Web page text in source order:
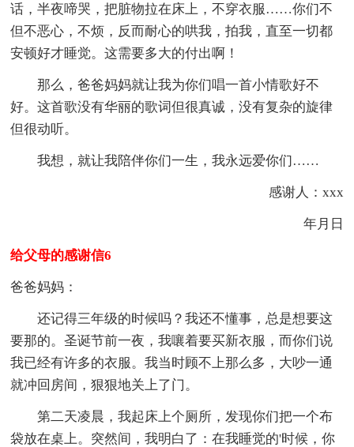
话，半夜啼哭，把脏物拉在床上，不穿衣服……你们不
但不恶心，不烦，反而耐心的哄我，拍我，直至一切都
安顿好才睡觉。这需要多大的付出啊！
那么，爸爸妈妈就让我为你们唱一首小情歌好不
好。这首歌没有华丽的歌词但很真诚，没有复杂的旋律
但很动听。
我想，就让我陪伴你们一生，我永远爱你们……
感谢人：xxx
年月日
给父母的感谢信6
爸爸妈妈：
还记得三年级的时候吗？我还不懂事，总是想要这
要那的。圣诞节前一夜，我嚷着要买新衣服，而你们说
我已经有许多的衣服。我当时顾不上那么多，大吵一通
就冲回房间，狠狠地关上了门。
第二天凌晨，我起床上个厕所，发现你们把一个布
袋放在桌上。突然间，我明白了：在我睡觉的'时候，你